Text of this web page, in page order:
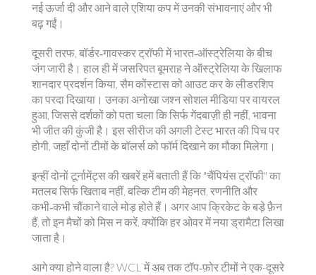
नई ऊर्जा दी और आने वाले एशिया कप में उनकी संभावनाएं और भी
बढ़ गईं।
दूसरी तरफ, बॉर्डर‑गावस्कर ट्रॉफी में भारत‑ऑस्ट्रेलिया के बीच
जंग जारी है। हाल ही में जसरिपत बूमराह ने ऑस्ट्रेलिया के खिलाफ
शानदार प्रदर्शन किया, सैम कोंस्टास को आउट कर के लीडरशिप
का परदा दिखाया। उनका अनोखा जश्न सोशल मीडिया पर वायरल
हुआ, जिससे दर्शकों को पता चला कि सिर्फ गेंदबाज़ी ही नहीं, भावना
भी जीत की कुंजी है। इस सीरीज की अगली टेस्ट भारत की पिच पर
होगी, जहाँ दोनों टीमों के बॉलर्स को फॉर्म दिखाने का मौका मिलेगा।
इन्हीं दोनों टूर्नामेंट्स की खबरें हमें बताती हैं कि "चैंपियंस ट्रॉफी" का
मतलब सिर्फ खिताब नहीं, बल्कि टीम की मेहनत, रणनीति और
कभी‑कभी चौंकाने वाले मोड़ होते हैं। अगर आप क्रिकेट के बड़े फ़ैन
हैं, तो इन मैचों को मिस न करें, क्योंकि हर ओवर में नया ड्रामैटा लिखा
जाता है।
आगे क्या होने वाला है? WCL में अब तक टॉप‑फ़ोर टीमों ने एक-दूसरे